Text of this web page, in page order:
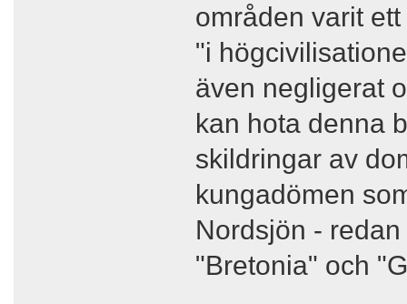
områden varit
"i
även negligerat
kan hota denna
skildringar av
kungadömen
Nordsjön - redan
"Bretonia" och